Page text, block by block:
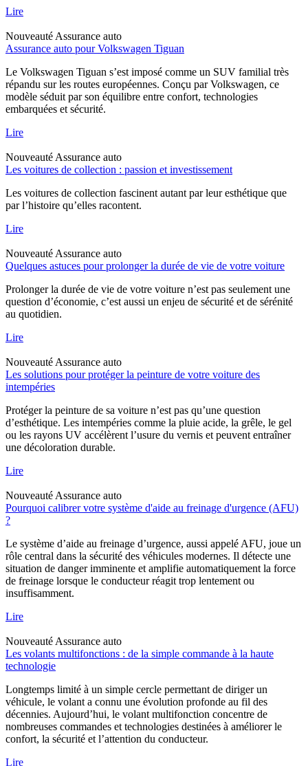
Lire
Nouveauté Assurance auto
Assurance auto pour Volkswagen Tiguan
Le Volkswagen Tiguan s’est imposé comme un SUV familial très
répandu sur les routes européennes. Conçu par Volkswagen, ce
modèle séduit par son équilibre entre confort, technologies
embarquées et sécurité.
Lire
Nouveauté Assurance auto
Les voitures de collection : passion et investissement
Les voitures de collection fascinent autant par leur esthétique que
par l’histoire qu’elles racontent.
Lire
Nouveauté Assurance auto
Quelques astuces pour prolonger la durée de vie de votre voiture
Prolonger la durée de vie de votre voiture n’est pas seulement une
question d’économie, c’est aussi un enjeu de sécurité et de sérénité
au quotidien.
Lire
Nouveauté Assurance auto
Les solutions pour protéger la peinture de votre voiture des
intempéries
Protéger la peinture de sa voiture n’est pas qu’une question
d’esthétique. Les intempéries comme la pluie acide, la grêle, le gel
ou les rayons UV accélèrent l’usure du vernis et peuvent entraîner
une décoloration durable.
Lire
Nouveauté Assurance auto
Pourquoi calibrer votre système d'aide au freinage d'urgence (AFU)
?
Le système d’aide au freinage d’urgence, aussi appelé AFU, joue un
rôle central dans la sécurité des véhicules modernes. Il détecte une
situation de danger imminente et amplifie automatiquement la force
de freinage lorsque le conducteur réagit trop lentement ou
insuffisamment.
Lire
Nouveauté Assurance auto
Les volants multifonctions : de la simple commande à la haute
technologie
Longtemps limité à un simple cercle permettant de diriger un
véhicule, le volant a connu une évolution profonde au fil des
décennies. Aujourd’hui, le volant multifonction concentre de
nombreuses commandes et technologies destinées à améliorer le
confort, la sécurité et l’attention du conducteur.
Lire